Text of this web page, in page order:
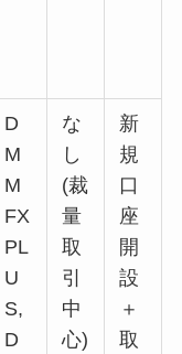
D
M
M
FX
PL
U
S,
D
な
し
(裁
量
取
引
中
心)
新
規
口
座
開
設
＋
取